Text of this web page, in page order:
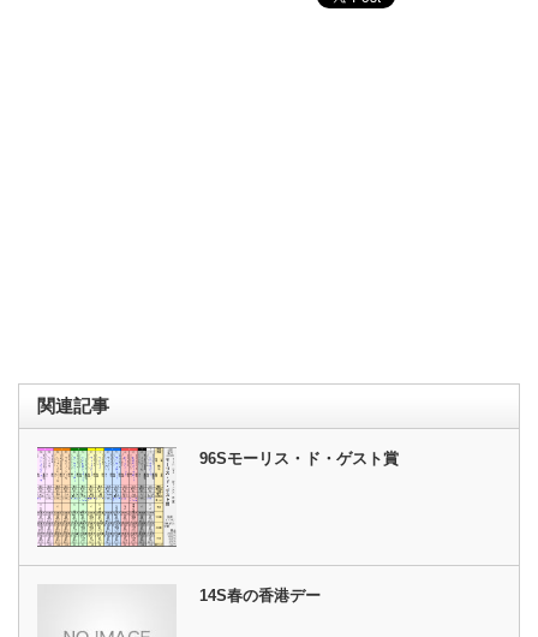
関連記事
96Sモーリス・ド・ゲスト賞
14S春の香港デー